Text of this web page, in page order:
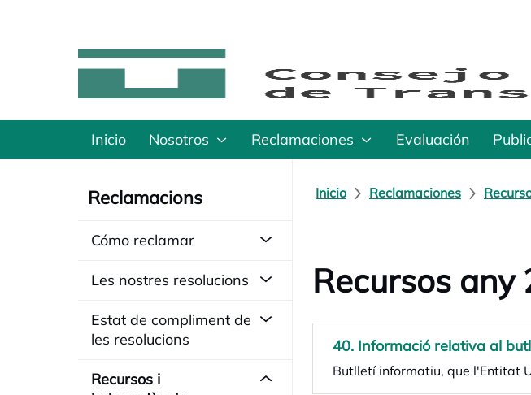
Inicio Nosotros Reclamaciones Evaluación
Reclamacions
Cómo reclamar
Les nostres resolucions
Estat de compliment de
les resolucions
Recursos i
Inicio Reclamaciones
Recursos any
40. Informació relativa al
Butlletí informatiu, que l'Entitat